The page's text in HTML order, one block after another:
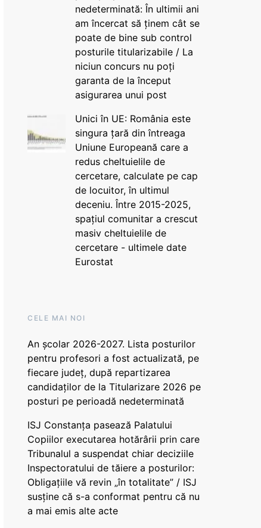
nedeterminată: În ultimii ani
am încercat să ținem cât se
poate de bine sub control
posturile titularizabile / La
niciun concurs nu poți
garanta de la început
asigurarea unui post
Unici în UE: România este
singura țară din întreaga
Uniune Europeană care a
redus cheltuielile de
cercetare, calculate pe cap
de locuitor, în ultimul
deceniu. Între 2015-2025,
spațiul comunitar a crescut
masiv cheltuielile de
cercetare - ultimele date
Eurostat
CELE MAI NOI
An școlar 2026-2027. Lista posturilor
pentru profesori a fost actualizată, pe
fiecare județ, după repartizarea
candidaților de la Titularizare 2026 pe
posturi pe perioadă nedeterminată
ISJ Constanța pasează Palatului
Copiilor executarea hotărârii prin care
Tribunalul a suspendat chiar deciziile
Inspectoratului de tăiere a posturilor:
Obligațiile vă revin „în totalitate” / ISJ
susține că s-a conformat pentru că nu
a mai emis alte acte